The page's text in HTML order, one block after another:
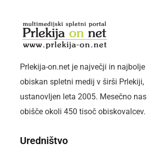
SOBOTA, 8. AVGUST 2026 Sledite nam:
Prlekija-on.net je največji in najbolje
obiskan spletni medij v širši Prlekiji,
ustanovljen leta 2005. Mesečno nas
obišče okoli 450 tisoč obiskovalcev.
Uredništvo
Naslovnica
Kultura in